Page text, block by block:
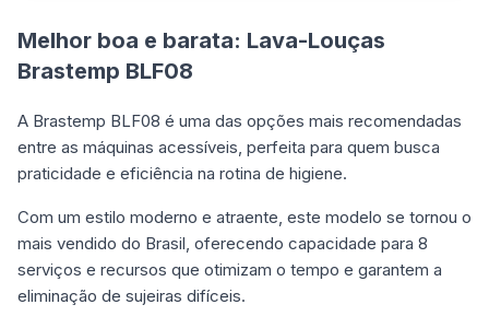
Melhor boa e barata: Lava-Louças
Brastemp BLF08
A Brastemp BLF08 é uma das opções mais recomendadas
entre as máquinas acessíveis, perfeita para quem busca
praticidade e eficiência na rotina de higiene.
Com um estilo moderno e atraente, este modelo se tornou o
mais vendido do Brasil, oferecendo capacidade para 8
serviços e recursos que otimizam o tempo e garantem a
eliminação de sujeiras difíceis.